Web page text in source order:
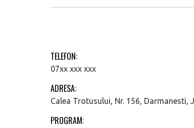
TELEFON:
07xx xxx xxx
ADRESA:
Calea Trotusului, Nr. 156, Darmanesti,
PROGRAM: